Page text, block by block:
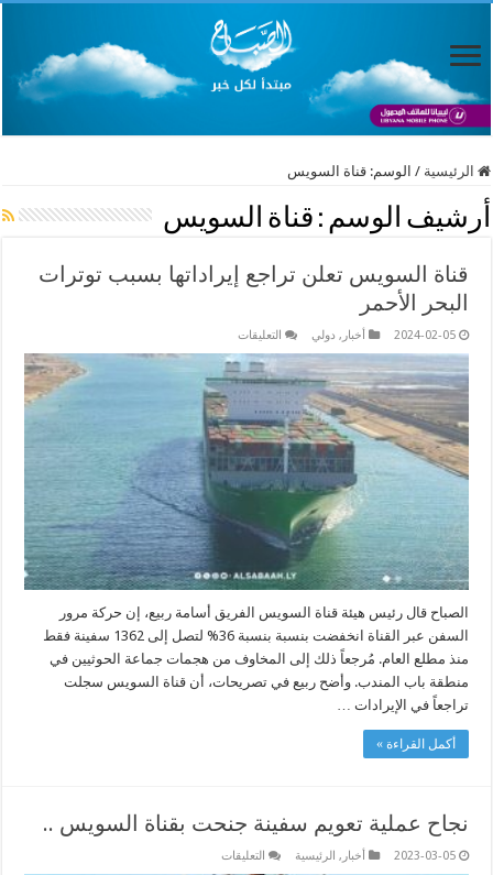
الرئيسية / الوسم:قناة السويس
أرشيف الوسم : قناة السويس
قناة السويس تعلن تراجع إيراداتها بسبب توترات
البحر الأحمر
2024-02-05 أخبار , دولي التعليقات
السويس
تعلن
تراجع
إيراداتها
بسبب
توترات
البحر
الأحمر
مغلقة
الصباح قال رئيس هيئة قناة السويس الفريق أسامة ربيع، إن حركة مرور
السفن عبر القناة انخفضت بنسبة بنسبة 36% لتصل إلى 1362 سفينة فقط
منذ مطلع العام. مُرجعاً ذلك إلى المخاوف من هجمات جماعة الحوثيين في
منطقة باب المندب. وأضح ربيع في تصريحات، أن قناة السويس سجلت
تراجعاً في الإيرادات …
أكمل القراءة »
نجاح عملية تعويم سفينة جنحت بقناة السويس ..
2023-03-05 أخبار , الرئيسية التعليقات